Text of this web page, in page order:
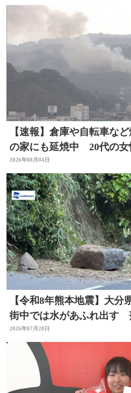
【速報】倉庫や自転車な
の家にも延焼中 20代の女
事 大分
2026年08月04日
【令和8年熊本地震】大
街中では水があふれ出す
ころも
2026年07月28日